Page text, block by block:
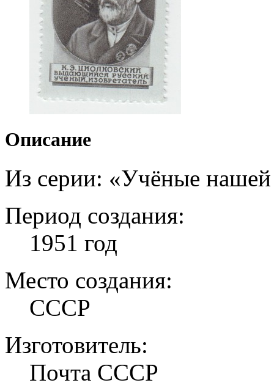
Описание
Из серии: «Учёныe
Период создания:
1951 год
Место создания:
СССР
Изготовитель:
Почта СССР